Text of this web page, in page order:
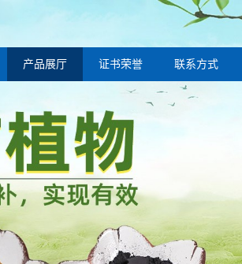
产品展厅 证书荣誉 联系方式